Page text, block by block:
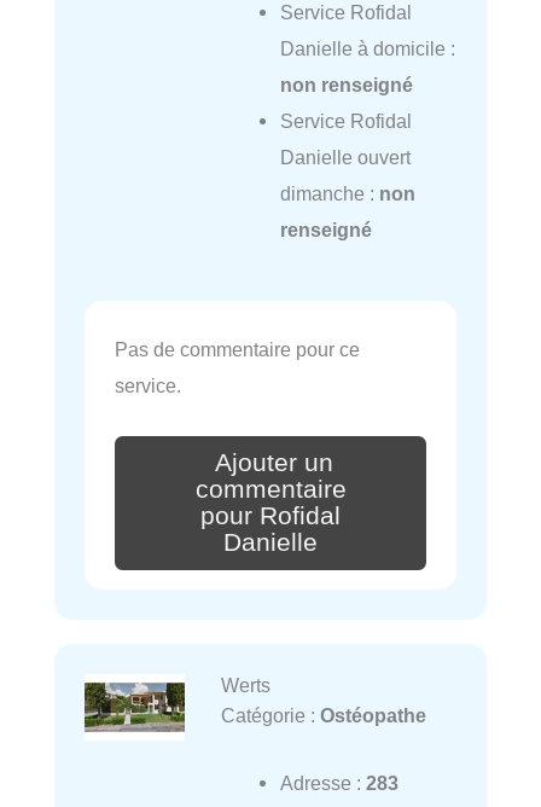
Service Rofidal
Danielle à domicile :
non renseigné
Service Rofidal
Danielle ouvert
dimanche : non
renseigné
Pas de commentaire pour ce
service.
Ajouter un
commentaire
pour Rofidal
Danielle
Werts
Catégorie : Ostéopathe
Adresse : 283